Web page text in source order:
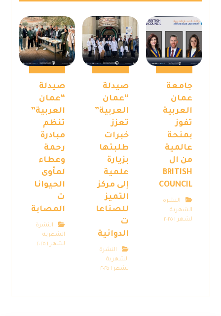
جامعة
عمان
العربية
تفوز
بمنحة
عالمية
من ال
BRITISH
COUNCIL
النشرة
الشهرية
لشهر ١ ٢٠٢٥
صيدلة
“عمان
العربية”
تعزز
خبرات
طلبتها
بزيارة
علمية
إلى مركز
التميز
للصناعا
ت
الدوائية
النشرة
الشهرية
لشهر ١ ٢٠٢٥
صيدلة
“عمان
العربية”
تنظم
مبادرة
رحمة
وعطاء
لمأوى
الحيوانا
ت
المصابة
النشرة
الشهرية
لشهر ١ ٢٠٢٥